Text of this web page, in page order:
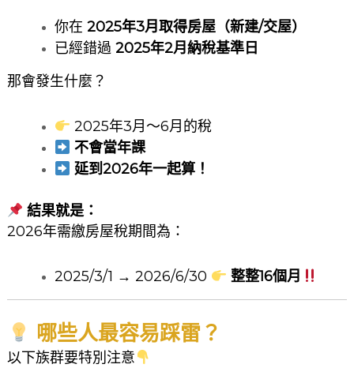
你在 2025年3月取得房屋（新建/交屋）
已經錯過 2025年2月納稅基準日
那會發生什麼？
2025年3月～6月的稅
不會當年課
延到2026年一起算！
結果就是：
2026年需繳房屋稅期間為：
2025/3/1 → 2026/6/30 整整16個月
哪些人最容易踩雷？
以下族群要特別注意